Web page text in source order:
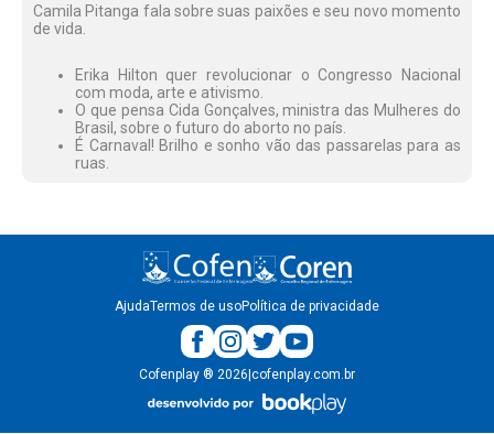
Camila Pitanga fala sobre suas paixões e seu novo momento
de vida.
Erika Hilton quer revolucionar o Congresso Nacional
com moda, arte e ativismo.
O que pensa Cida Gonçalves, ministra das Mulheres do
Brasil, sobre o futuro do aborto no país.
É Carnaval! Brilho e sonho vão das passarelas para as
ruas.
AjudaTermos de usoPolítica de privacidade
Cofenplay ® 2026 cofenplay.com.br